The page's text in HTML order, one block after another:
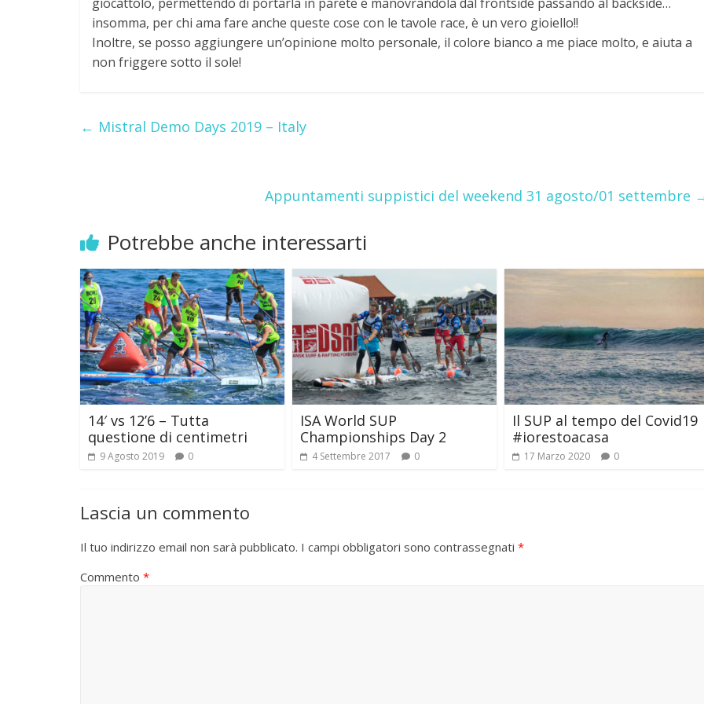
insomma, per chi ama fare anche queste cose con le tavole race, è un vero gioiello!!
Inoltre, se posso aggiungere un’opinione molto personale, il colore bianco a me piace molto, e aiuta a
non friggere sotto il sole!
← Mistral Demo Days 2019 – Italy
Appuntamenti suppistici del weekend 31 agosto/01 settembre
Potrebbe anche interessarti
14′ vs 12’6 – Tutta
questione di centimetri
9 Agosto 2019 0
ISA World SUP
Championships Day 2
4 Settembre 2017 0
Il SUP al tempo del Covid19
#iorestoacasa
17 Marzo 2020 0
Lascia un commento
Il tuo indirizzo email non sarà pubblicato. I campi obbligatori sono contrassegnati *
Commento *